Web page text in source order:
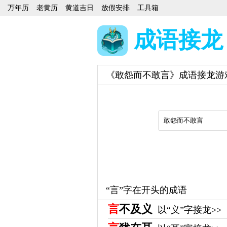
万年历 老黄历 黄道吉日 放假安排 工具箱
成语接龙
《敢怨而不敢言》成语接龙游
“言”字在开头的成语
言不及义 以“义”字接龙>>